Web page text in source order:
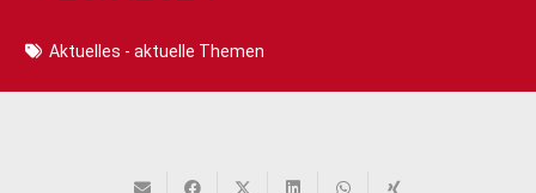
Aktuelles - aktuelle Themen